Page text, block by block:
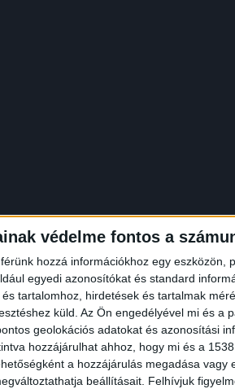
védelme fontos a
hozzá információkhoz egy eszközön,
egyedi azonosítókat és standard
tartalomhoz, hirdetések és tartalmak
küld. Az Ön engedélyével mi és a
geolokációs adatokat és azonosítási
hozzájárulhat ahhoz, hogy mi és a
a hozzájárulás megadása vagy
beállításait. Felhívjuk
támogatás nagyban
(évente többszáz állat
váló állatok),